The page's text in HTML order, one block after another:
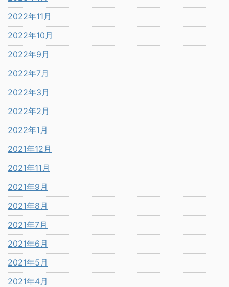
2022年11月
2022年10月
2022年9月
2022年7月
2022年3月
2022年2月
2022年1月
2021年12月
2021年11月
2021年9月
2021年8月
2021年7月
2021年6月
2021年5月
2021年4月